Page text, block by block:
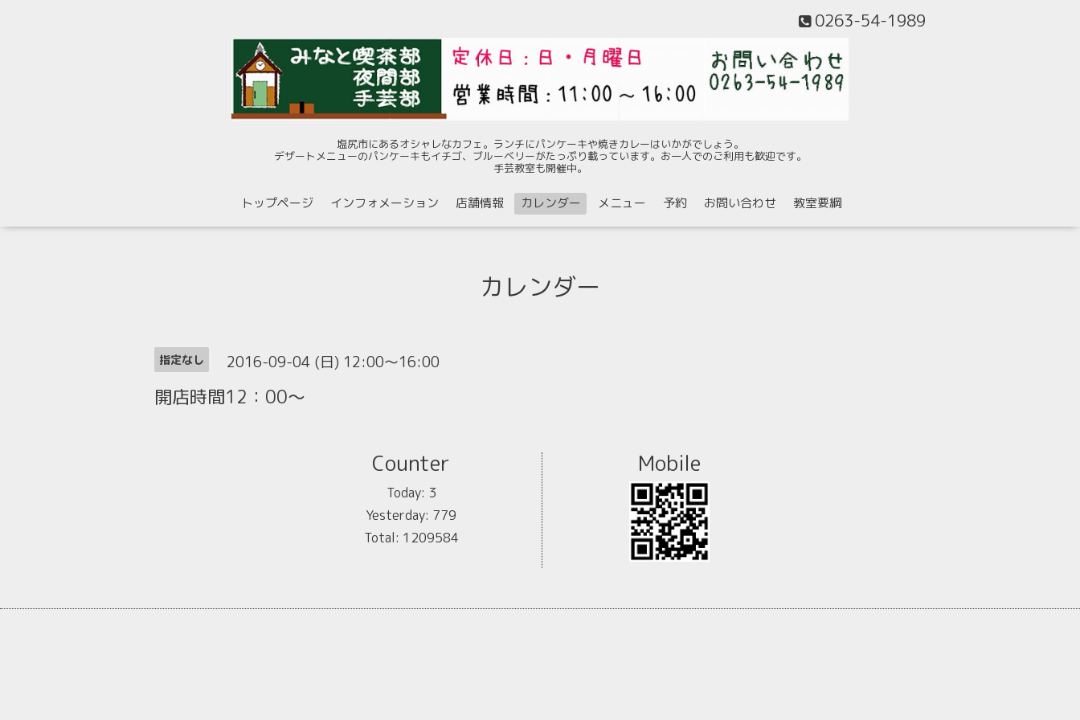
0263-54-1989
塩尻市にあるオシャレなカフェ。ランチにパンケーキや焼きカレーはいかがでしょう。
デザートメニューのパンケーキもイチゴ、ブルーベリーがたっぷり載っています。お一人でのご利用も歓迎です。
手芸教室も開催中。
トップページ インフォメーション 店舗情報 カレンダー メニュー 予約 お問い合わせ 教室要綱
カレンダー
指定なし 2016-09-04 (日) 12:00～16:00
開店時間12：00～
Counter
Today: 3
Yesterday: 779
Total: 1209584
Mobile